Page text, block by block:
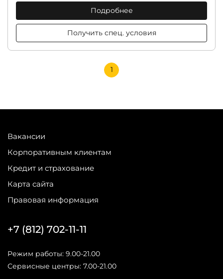
Подробнее
Получить спец. условия
1
Вакансии
Корпоративным клиентам
Кредит и страхование
Карта сайта
Правовая информация
+7 (812) 702-11-11
Режим работы: 9.00-21.00
Сервисные центры: 7.00-21.00